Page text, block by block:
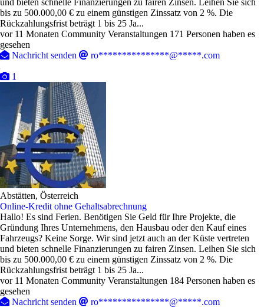
und bieten schnelle Finanzierungen zu fairen Zinsen. Leihen Sie sich
bis zu 500.000,00 € zu einem günstigen Zinssatz von 2 %. Die
Rückzahlungsfrist beträgt 1 bis 25 Ja...
vor 11 Monaten Community Veranstaltungen 171 Personen haben es
gesehen
Nachricht senden
ro***************@*****.com
1
Abstätten, Österreich
Online-Kredit ohne Gehaltsabrechnung
Hallo! Es sind Ferien. Benötigen Sie Geld für Ihre Projekte, die
Gründung Ihres Unternehmens, den Hausbau oder den Kauf eines
Fahrzeugs? Keine Sorge. Wir sind jetzt auch an der Küste vertreten
und bieten schnelle Finanzierungen zu fairen Zinsen. Leihen Sie sich
bis zu 500.000,00 € zu einem günstigen Zinssatz von 2 %. Die
Rückzahlungsfrist beträgt 1 bis 25 Ja...
vor 11 Monaten Community Veranstaltungen 184 Personen haben es
gesehen
Nachricht senden
ro***************@*****.com